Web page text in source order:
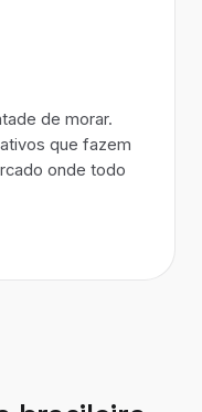
de morar.
que fazem
onde todo